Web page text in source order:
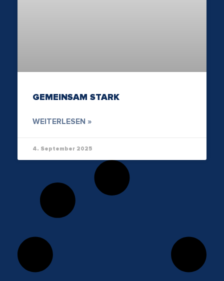
GEMEINSAM STARK
WEITERLESEN »
4. September 2025